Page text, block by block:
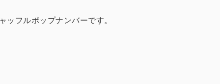
フルポップナンバーです。